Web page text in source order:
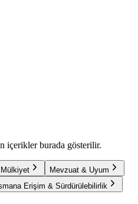
içerikler burada gösterilir.
Mevzuat & Uyum
Erişim & Sürdürülebilirlik